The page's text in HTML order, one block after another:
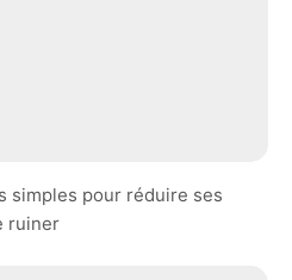
simples pour réduire ses
ruiner